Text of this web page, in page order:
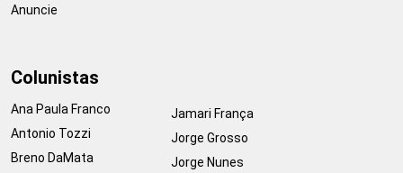
Anuncie
Colunistas
Ana Paula Franco
Antonio Tozzi
Breno DaMata
Jamari França
Jorge Grosso
Jorge Nunes